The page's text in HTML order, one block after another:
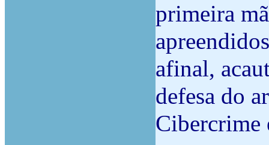
primeira
afinal,
defesa do
Cibercrime